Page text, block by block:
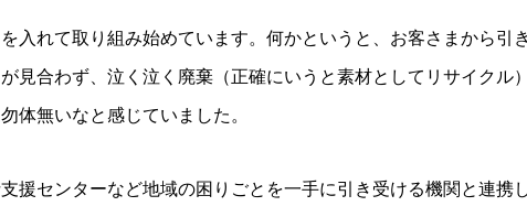
入れて取り組み始めています。何かというと、お客さまから
見合わず、泣く泣く廃棄（正確にいうと素材としてリサイクル
体無いなと感じていました。
援センターなど地域の困りごとを一手に引き受ける機関と連携